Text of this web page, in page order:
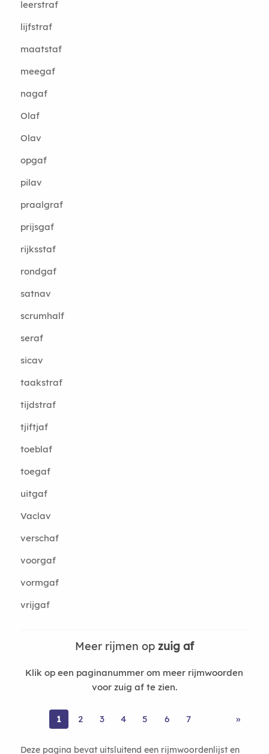
leerstraf
lijfstraf
maatstaf
meegaf
nagaf
Olaf
Olav
opgaf
pilav
praalgraf
prijsgaf
rijksstaf
rondgaf
satnav
scrumhalf
seraf
sicav
taakstraf
tijdstraf
tjiftjaf
toeblaf
toegaf
uitgaf
Vaclav
verschaf
voorgaf
vormgaf
vrijgaf
Meer rijmen op zuig af
Klik op een paginanummer om meer rijmwoorden
voor zuig af te zien.
1 2 3 4 5 6 7 »
Deze pagina bevat uitsluitend een rijmwoordenlijst en